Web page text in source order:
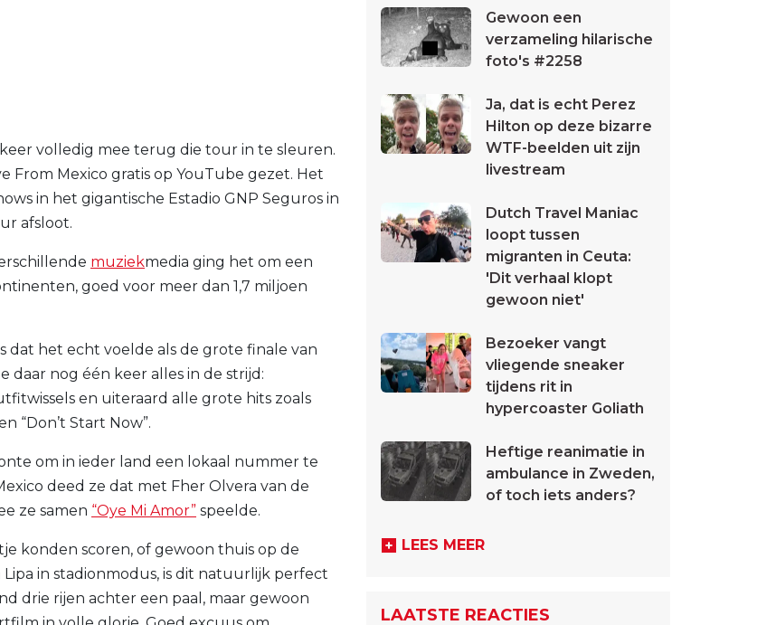
volledig mee terug die tour in te sleuren.
Mexico gratis op YouTube gezet. Het
in het gigantische Estadio GNP Seguros in
afsloot.
muziekmedia ging het om een
goed voor meer dan 1,7 miljoen
dat het echt voelde als de grote finale van
daar nog één keer alles in de strijd:
en uiteraard alle grote hits zoals
“Don’t Start Now”.
om in ieder land een lokaal nummer te
deed ze dat met Fher Olvera van de
ze samen “Oye Mi Amor” speelde.
konden scoren, of gewoon thuis op de
in stadionmodus, is dit natuurlijk perfect
drie rijen achter een paal, maar gewoon
Gewoon een
verzameling hilarische
foto's #2258
Ja, dat is echt Perez
Hilton op deze bizarre
WTF-beelden uit zijn
livestream
Dutch Travel Maniac
loopt tussen
migranten in Ceuta:
'Dit verhaal klopt
gewoon niet'
Bezoeker vangt
vliegende sneaker
tijdens rit in
hypercoaster Goliath
Heftige reanimatie in
ambulance in Zweden,
of toch iets anders?
LEES MEER
LAATSTE REACTIES